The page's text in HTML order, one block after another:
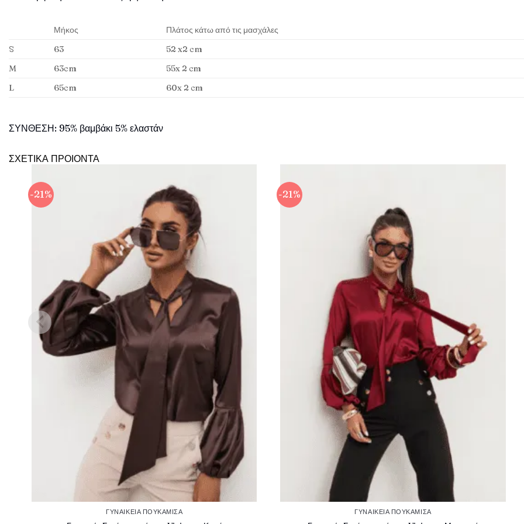
Μήκος Πλάτος κάτω από τις μασχάλες
S
63 52 x2 cm
M
63cm 55x 2 cm
L
65cm 60x 2 cm
ΣΥΝΘΕΣΗ: 95% βαμβάκι 5% ελαστάν
ΣΧΕΤΙΚΑ ΠΡΟΙΟΝΤΑ
-21%
ΓΥΝΑΙΚΕΊΑ ΠΟΥΚΆΜΙΣΑ
-21%
ΓΥΝΑΙΚΕΊΑ ΠΟΥΚΆΜΙΣΑ